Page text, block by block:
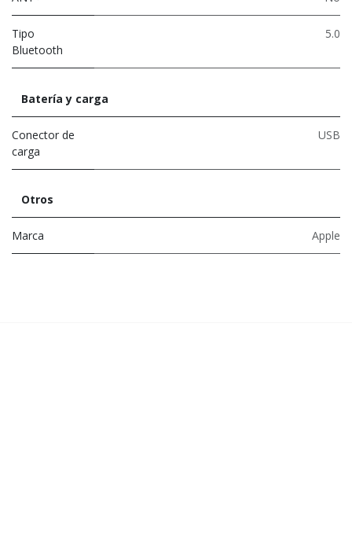
Tipo
Bluetooth
5.0
Batería y carga
Conector de
carga
USB
Otros
Marca Apple